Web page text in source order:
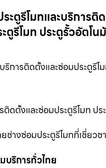
ะตูรีโมทและบริการติ
รีโมท ประตูรั้วอัตโ
การติดตั้งและซ่อมประตูรีโ
ติดตั้งและซ่อมประตูรีโมท ป
ยช่างซ่อมประตูรีโมทที่เชี่ย
บริการทั่วไทย